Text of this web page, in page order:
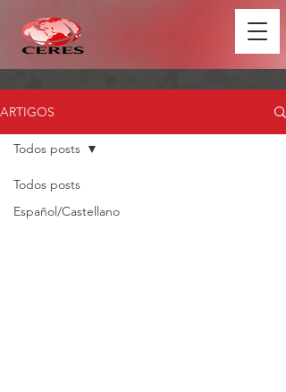
ARTIGOS
Todos posts
Español/Castellano
Todos posts